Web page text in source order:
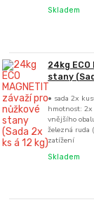
Skladem
24kg ECO
stany
• sada 2x
hmotnost:
vnějšího
železná ruda
zatížení
Skladem